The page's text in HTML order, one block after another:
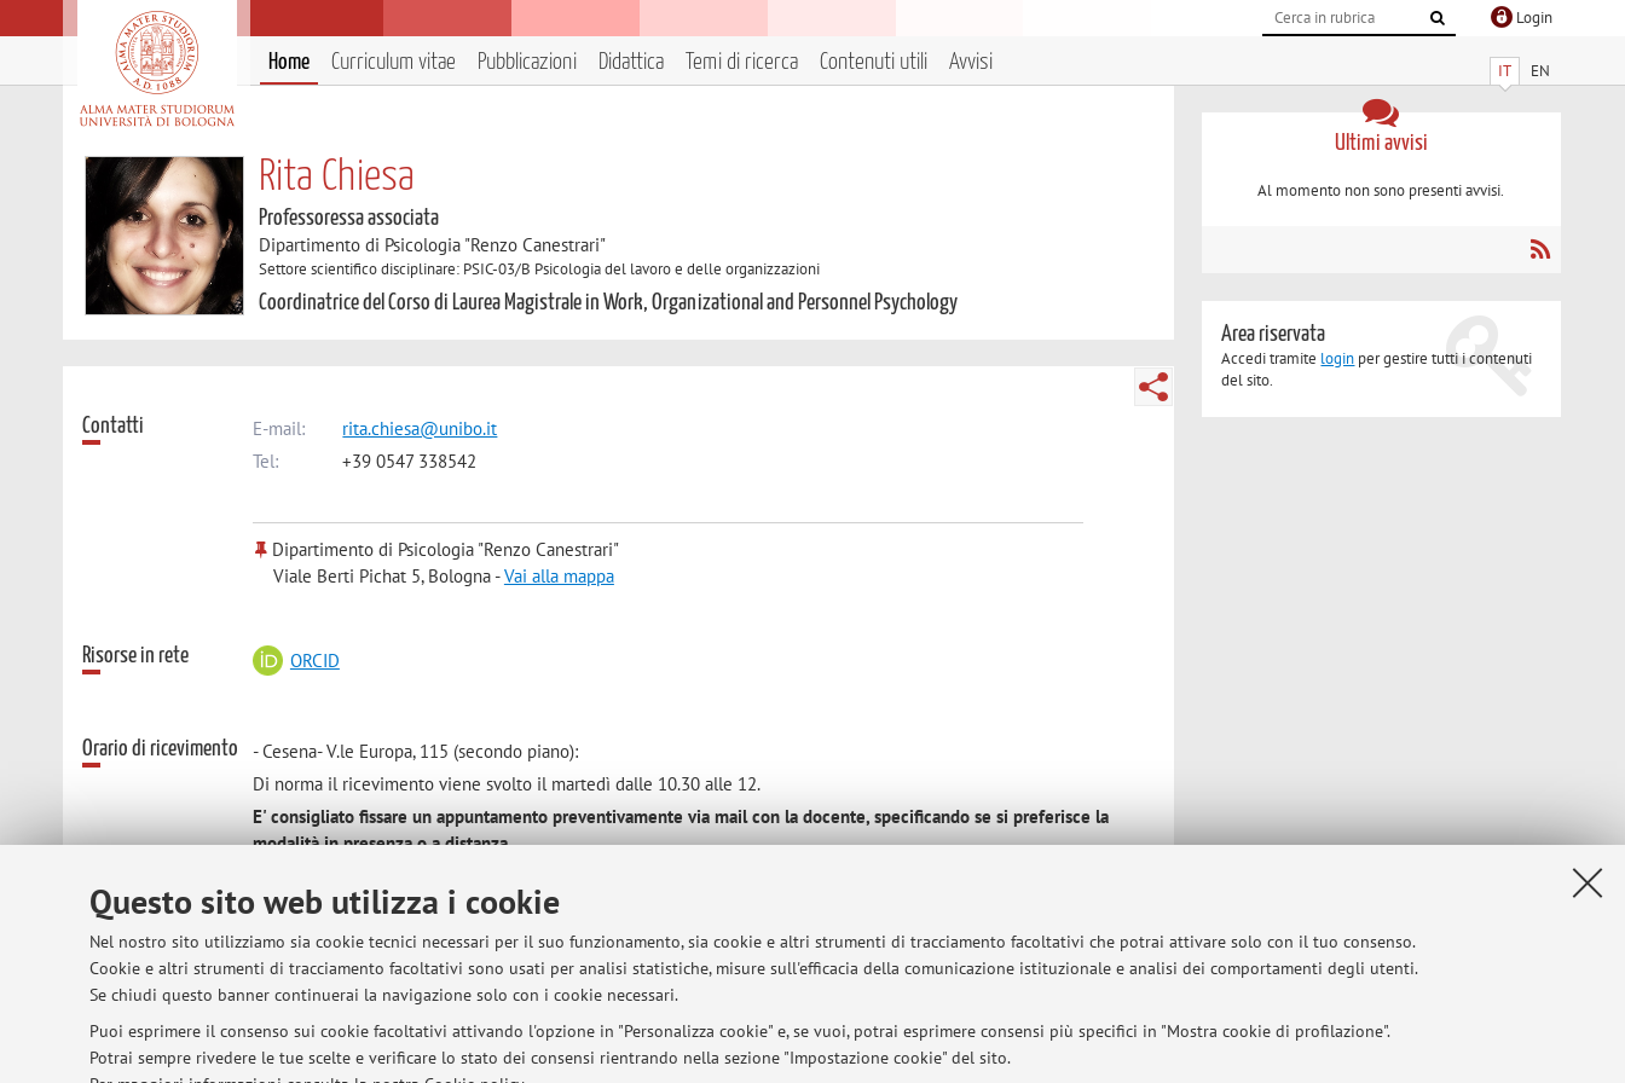
Questo sito web utilizza i cookie
Nel nostro sito utilizziamo sia cookie tecnici necessari per il suo funzionamento, sia cookie e altri strumenti di tracciamento facoltativi che potrai attivare solo con il tuo consenso.
Cookie e altri strumenti di tracciamento facoltativi sono usati per analisi statistiche, misure sull'efficacia della comunicazione istituzionale e analisi dei comportamenti degli utenti.
Se chiudi questo banner continuerai la navigazione solo con i cookie necessari.
Puoi esprimere il consenso sui cookie facoltativi attivando l'opzione in "Personalizza cookie" e, se vuoi, potrai esprimere consensi più specifici in "Mostra cookie di profilazione".
Potrai sempre rivedere le tue scelte e verificare lo stato dei consensi rientrando nella sezione "Impostazione cookie" del sito.
Login
IT EN
Home Curriculum vitae Pubblicazioni Didattica Temi di ricerca Contenuti utili Avvisi
Rita Chiesa
Professoressa associata
Dipartimento di Psicologia "Renzo Canestrari"
Settore scientifico disciplinare: PSIC-03/B Psicologia del lavoro e delle organizzazioni
Coordinatrice del Corso di Laurea Magistrale in Work, Organizational and Personnel Psychology
Contatti E-mail:
rita.chiesa@unibo.it
Tel:
+39 0547 338542
Dipartimento di Psicologia "Renzo Canestrari"
Viale Berti Pichat 5, Bologna -Vai alla mappa
Risorse in rete ORCID
Orario di ricevimento
- Cesena- V.le Europa, 115 (secondo piano):
Di norma il ricevimento viene svolto il martedì dalle 10.30 alle 12.
E' consigliato fissare un appuntamento preventivamente via mail con la docente, specificando se si preferisce la
modalità in presenza o a distanza.
Ultimi avvisi
Al momento non sono presenti avvisi.
Area riservata
Accedi tramite login per gestire tutti i contenuti
del sito.
© 2026 - ALMA MATER STUDIORUM - Università di Bologna - Via Zamboni, 33 - 40126 Bologna - Partita IVA: 01131710376 Privacy|Note legali| Impostazioni Cookie